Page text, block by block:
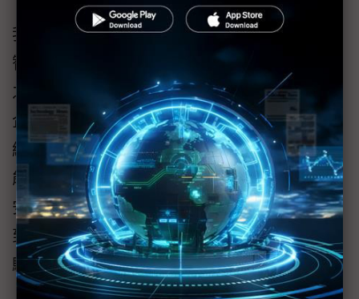
我想像中的「媒體3.0」，是在ChatGPT與人工
智慧、雲端服務相繼成熟之後媒體可能的因應
之道。當大語言模型（LLM）越來越成熟時，
企業用戶希望透過資訊的搜尋、問答取得企業
經營決策資訊時，用戶們一邊讚美人工智慧可
能帶來新的時代，一邊會憂心資訊焦慮與資訊
安全的問題，而一般的媒體更憂心從內容創作
到客戶行為都將再面對一次被大時代煎熬的考
驗。